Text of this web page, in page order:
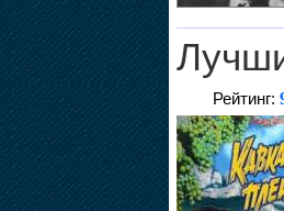
Рейтинг: